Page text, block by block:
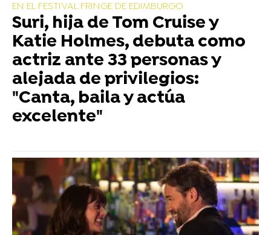
EN EL FESTIVAL FRINGE DE EDIMBURGO
Suri, hija de Tom Cruise y
Katie Holmes, debuta como
actriz ante 33 personas y
alejada de privilegios:
"Canta, baila y actúa
excelente"